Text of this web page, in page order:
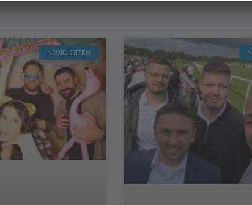
NEUIGKEITEN